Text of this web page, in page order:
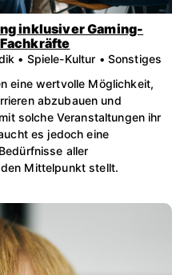
inklusiver Gaming-
• Spiele-Kultur • Sonstiges
eine wertvolle Möglichkeit,
abzubauen und
solche Veranstaltungen ihr
es jedoch eine
aller
Mittelpunkt stellt.